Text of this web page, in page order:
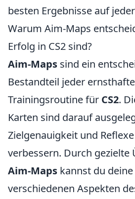
besten Ergebnisse auf
Warum Aim-Maps
Erfolg in CS2 sind?
Aim-Maps sind ein
Bestandteil jeder
Trainingsroutine für CS2.
Karten sind darauf
Zielgenauigkeit und
verbessern. Durch gezielte
Aim-Maps kannst du
verschiedenen Aspekten